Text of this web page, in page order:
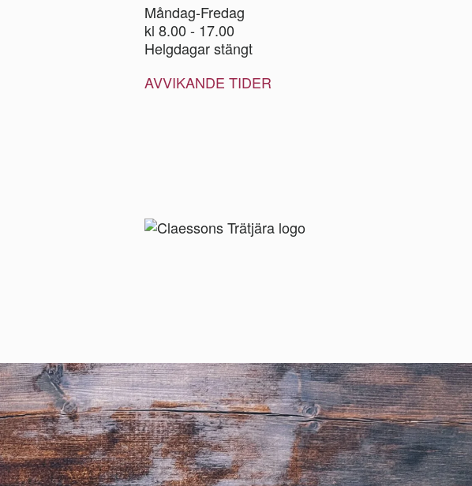
Måndag-Fredag
kl 8.00 - 17.00
Helgdagar stängt
AVVIKANDE TIDER